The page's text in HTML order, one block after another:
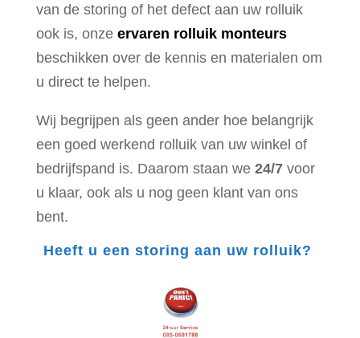
van de storing of het defect aan uw rolluik
ook is, onze ervaren rolluik monteurs
beschikken over de kennis en materialen om
u direct te helpen.
Wij begrijpen als geen ander hoe belangrijk
een goed werkend rolluik van uw winkel of
bedrijfspand is. Daarom staan we 24/7voor
u klaar, ook als u nog geen klant van ons
bent.
Heeft u een storing aan uw rolluik?